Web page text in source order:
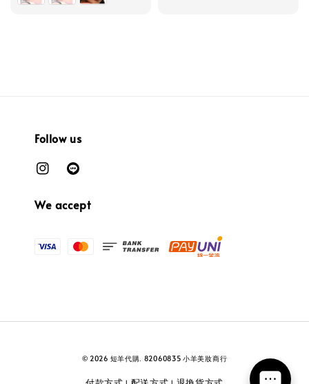
Follow us
We accept
© 2026 短羊代購. 82060835 小羊美妝商行